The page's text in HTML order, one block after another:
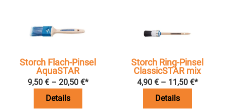
Storch Flach-Pinsel
AquaSTAR
9,50 €– 20,50 €*
Details
Storch Ring-Pinsel
ClassicSTAR mix
4,90 €– 11,50 €*
Details